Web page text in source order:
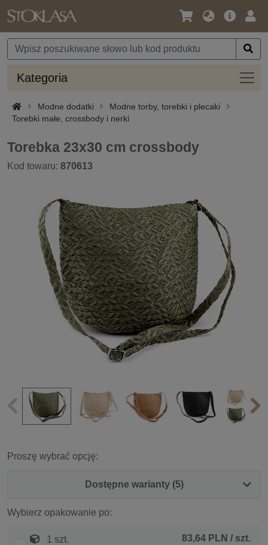
Język
Waluta
Oferta
Kategoria
Modne dodatki
Modne torby, torebki i plecaki
Torebki małe, crossbody i nerki
Torebka 23x30 cm crossbody
Kod towaru: 870613
Proszę wybrać opcję:
Dostępne warianty (5)
Wybierz opakowanie po:
1 szt. 83,64 PLN / szt.